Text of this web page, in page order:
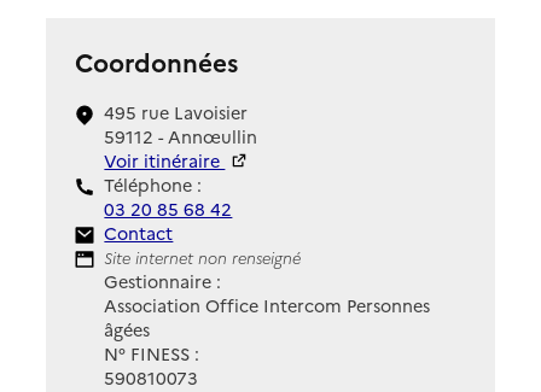
Coordonnées
495 rue Lavoisier
59112 - Annœullin
Voir itinéraire
Téléphone :
03 20 85 68 42
Contact
Contact
Site Internet
Site internet non renseigné
Gestionnaire :
Association Office Intercom Personnes
âgées
N° FINESS :
590810073